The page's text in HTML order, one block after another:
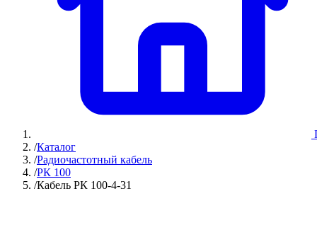
/Каталог
/Радиочастотный кабель
/РК 100
/Кабель РК 100-4-31